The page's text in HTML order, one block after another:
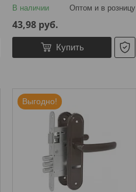
В наличии Оптом и в розницу
43,98 руб.
Купить
Выгодно!